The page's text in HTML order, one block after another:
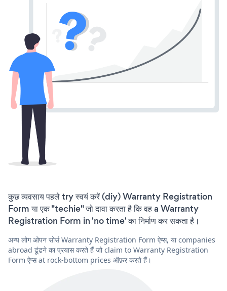
कुछ व्यवसाय पहले try स्वयं करें (diy) Warranty Registration
Form या एक "techie" जो दावा करता है कि वह a Warranty
Registration Form in 'no time' का निर्माण कर सकता है।
अन्य लोग ओपन सोर्स Warranty Registration Form ऐप्स, या companies
abroad ढूंढने का प्रयास करते हैं जो claim to Warranty Registration
Form ऐप्स at rock-bottom prices ऑफ़र करते हैं।